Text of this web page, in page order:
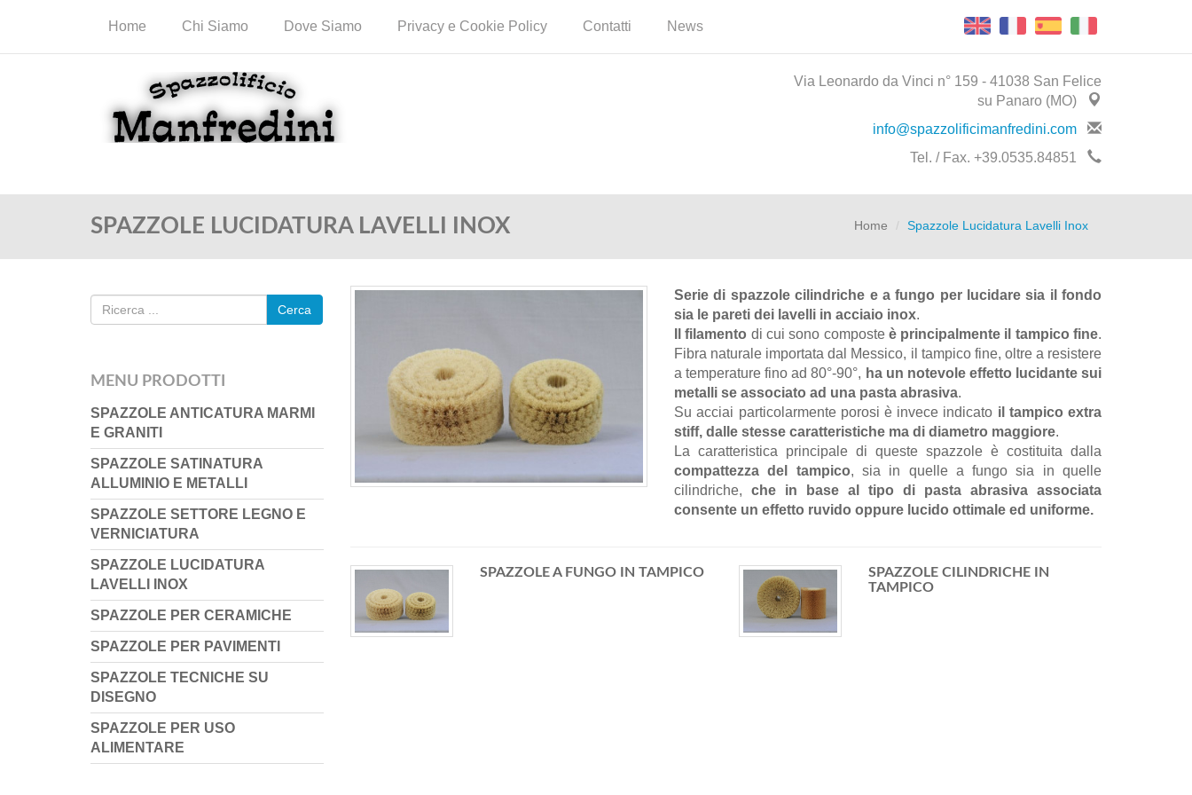
Home Chi Siamo Dove Siamo Privacy e Cookie Policy Contatti News
Via Leonardo da Vinci n° 159 - 41038 San Felice
su Panaro (MO)
info@spazzolificimanfredini.com
Tel. / Fax. +39.0535.84851
SPAZZOLE LUCIDATURA LAVELLI INOX Home Spazzole Lucidatura Lavelli Inox
Cerca
MENU PRODOTTI
SPAZZOLE ANTICATURA MARMI
E GRANITI
SPAZZOLE SATINATURA
ALLUMINIO E METALLI
SPAZZOLE SETTORE LEGNO E
VERNICIATURA
SPAZZOLE LUCIDATURA
LAVELLI INOX
SPAZZOLE PER CERAMICHE
SPAZZOLE PER PAVIMENTI
SPAZZOLE TECNICHE SU
DISEGNO
SPAZZOLE PER USO
ALIMENTARE
Serie di spazzole cilindriche e a fungo per lucidare sia il fondo
sia le pareti dei lavelli in acciaio inox.
Il filamento di cui sono composte è principalmente il tampico fine.
Fibra naturale importata dal Messico, il tampico fine, oltre a resistere
a temperature fino ad 80°-90°, ha un notevole effetto lucidante sui
metalli se associato ad una pasta abrasiva.
Su acciai particolarmente porosi è invece indicato il tampico extra
stiff, dalle stesse caratteristiche ma di diametro maggiore.
La caratteristica principale di queste spazzole è costituita dalla
compattezza del tampico, sia in quelle a fungo sia in quelle
cilindriche,che in base al tipo di pasta abrasiva associata
consente un effetto ruvido oppure lucido ottimale ed uniforme.
SPAZZOLE A FUNGO IN TAMPICO
SPAZZOLE CILINDRICHE IN
TAMPICO